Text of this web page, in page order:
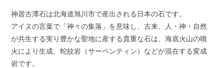
神居古潭石は北海道旭川市で産出される日本の石です。
アイヌの言葉で「神々の集落」を意味し、古来、人・神・自然
が共生する実り豊かな聖地に産する貴重な石は、海底火山の噴
火により生成、蛇紋岩（サーペンティン）などが混在する変成
岩です。